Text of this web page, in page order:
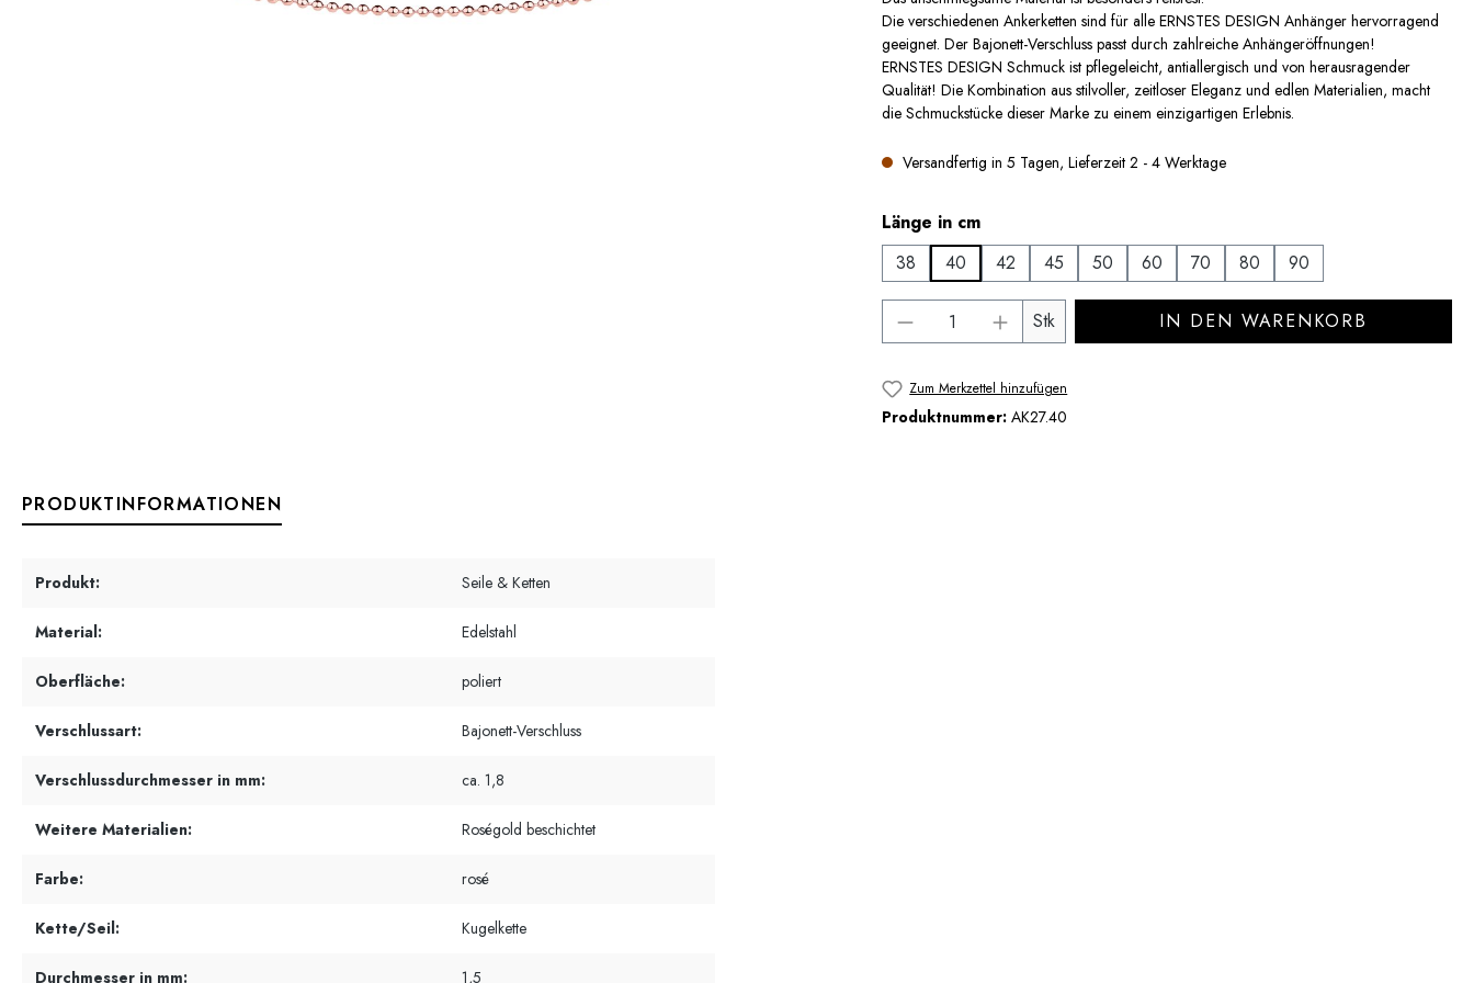
Die verschiedenen Ankerketten sind für alle ERNSTES DESIGN Anhänger hervorragend
geeignet. Der Bajonett-Verschluss passt durch zahlreiche Anhängeröffnungen!
ERNSTES DESIGN Schmuck ist pflegeleicht, antiallergisch und von herausragender
Qualität! Die Kombination aus stilvoller, zeitloser Eleganz und edlen Materialien, macht
die Schmuckstücke dieser Marke zu einem einzigartigen Erlebnis.
Versandfertig in 5 Tagen, Lieferzeit 2 - 4 Werktage
Länge in cmauswählen
38
40 42 45 50 60 70 80 90
Produkt Anzahl: Gib den gewünschten Wert ein
Stk IN DEN WARENKORB
Zum Merkzettel hinzufügen
Produktnummer: AK27.40
PRODUKTINFORMATIONEN
Produkt: Seile & Ketten
Material: Edelstahl
Oberfläche: poliert
Verschlussart: Bajonett-Verschluss
Verschlussdurchmesser in mm: ca. 1,8
Weitere Materialien: Roségold beschichtet
Farbe: rosé
Kette/Seil: Kugelkette
Durchmesser in mm: 1,5